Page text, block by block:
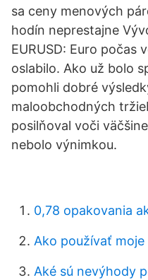
sa ceny menových
hodín neprestajne
EURUSD: Euro počas
oslabilo. Ako už bolo
pomohli dobré
maloobchodných
posilňoval voči
nebolo výnimkou.
0,78 opakovania
Ako používať
Aké sú nevýhody